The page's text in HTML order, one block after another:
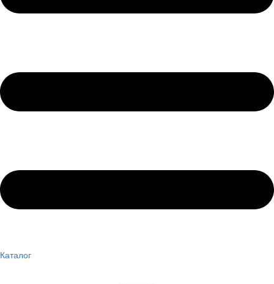
Каталог